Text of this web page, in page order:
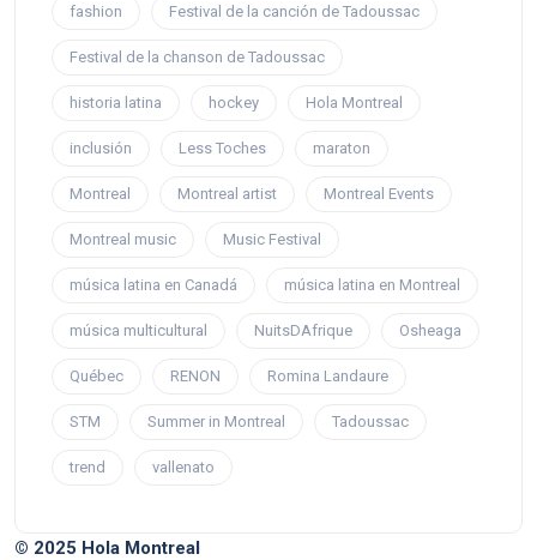
fashion Festival de la canción de Tadoussac
Festival de la chanson de Tadoussac
historia latina hockey Hola Montreal
inclusión Less Toches maraton
Montreal Montreal artist Montreal Events
Montreal music Music Festival
música latina en Canadá música latina en Montreal
música multicultural NuitsDAfrique Osheaga
Québec RENON Romina Landaure
STM Summer in Montreal Tadoussac
trend vallenato
© 2025 Hola Montreal